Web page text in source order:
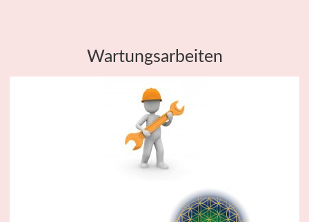
Wartungsarbeiten